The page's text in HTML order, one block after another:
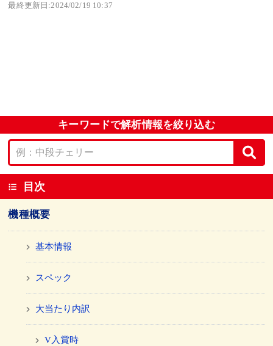
最終更新日:2024/02/19 10:37
キーワードで解析情報を絞り込む
目次
機種概要
基本情報
スペック
大当たり内訳
V入賞時